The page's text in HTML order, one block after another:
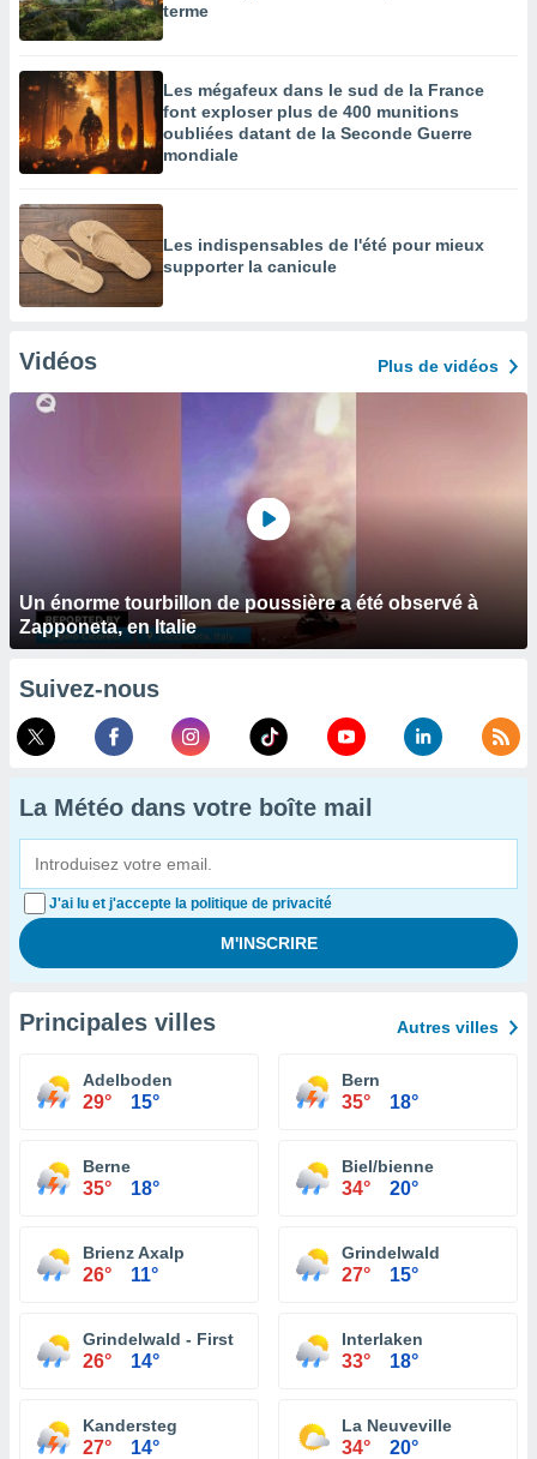
terme
Les mégafeux dans le sud de la France
font exploser plus de 400 munitions
oubliées datant de la Seconde Guerre
mondiale
Les indispensables de l'été pour mieux
supporter la canicule
Vidéos Plus de vidéos
Un énorme tourbillon de poussière a été observé à
Zapponeta, en Italie
Suivez-nous
La Météo dans votre boîte mail
J'ai lu et j'accepte la politique de privacité
Principales villes Autres villes
Adelboden
29° 15°
Bern
35° 18°
Berne
35° 18°
Biel/bienne
34° 20°
Brienz Axalp
26° 11°
Grindelwald
27° 15°
Grindelwald - First
26° 14°
Interlaken
33° 18°
Kandersteg
27° 14°
La Neuveville
34° 20°